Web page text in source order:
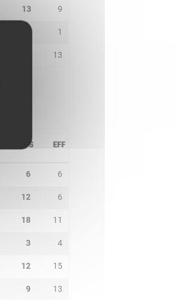
13 9
1
13
PTS EFF
6 6
12 6
18 11
3 4
12 15
9 13